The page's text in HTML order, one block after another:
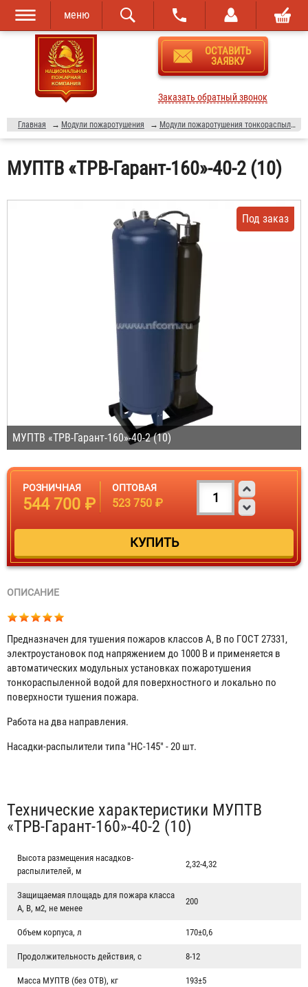
Перейти к
основному
содержанию
Skip to
navigation
меню
ОСТАВИТЬ
ЗАЯВКУ
Заказать обратный звонок
Главная → Модули пожаротушения → Модули пожаротушения тонкораспыленной водой
МУПТВ «ТРВ-Гарант-160»-40-2 (10)
МУПТВ «ТРВ-Гарант-160»-40-2 (10)
Под заказ
РОЗНИЧНАЯ
544 700 ₽
ОПТОВАЯ
523 750 ₽
ОПИСАНИЕ
Предназначен для тушения пожаров классов А, В по ГОСТ 27331,
электроустановок под напряжением до 1000 В и применяется в
автоматических модульных установках пожаротушения
тонкораспыленной водой для поверхностного и локально по
поверхности тушения пожара.
Работа на два направления.
Насадки-распылители типа "НС-145" - 20 шт.
Табы
Технические характеристики МУПТВ
«ТРВ-Гарант-160»-40-2 (10)
Высота размещения насадков-
распылителей, м
2,32-4,32
Защищаемая площадь для пожара класса
А, В, м2, не менее
200
Объем корпуса, л 170±0,6
Продолжительность действия, с 8-12
Масса МУПТВ (без ОТВ), кг 193±5